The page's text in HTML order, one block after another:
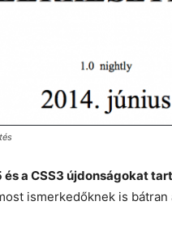
és a CSS3 újdonságokat
ismerkedőknek is bátran